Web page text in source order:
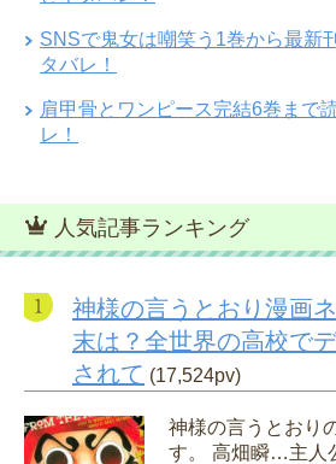
SNSで鬼女は嘲笑う1巻から最新
タバレ！
肩甲骨とワンピース完結6巻まで
レ！
人気記事ランキング
神様の言うとおり漫画
末は？全世界の高校で
されて (17,524pv)
神様の言うとおり
す。 高畑瞬…主人